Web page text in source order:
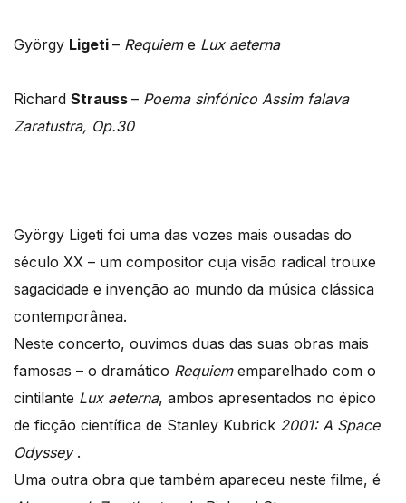
György Ligeti – Requiem e Lux aeterna
Richard Strauss – Poema sinfónico Assim falava
Zaratustra, Op.30
György Ligeti foi uma das vozes mais ousadas do
século XX – um compositor cuja visão radical trouxe
sagacidade e invenção ao mundo da música clássica
contemporânea.
Neste concerto, ouvimos duas das suas obras mais
famosas – o dramático Requiememparelhado com o
cintilante Lux aeterna, ambos apresentados no épico
de ficção científica de Stanley Kubrick 2001: A Space
Odyssey.
Uma outra obra que também apareceu neste filme, é